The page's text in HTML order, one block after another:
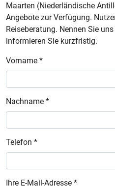
Maarten (Niederländische
Angebote zur Verfügung.
Reiseberatung. Nennen Sie
informieren Sie kurzfristig.
Vorname *
Nachname *
Telefon *
Ihre E-Mail-Adresse *